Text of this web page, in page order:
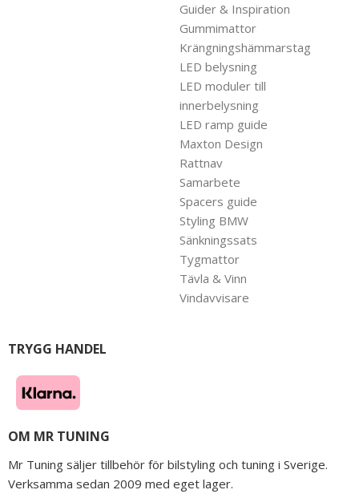
Guider & Inspiration
Gummimattor
Krängningshämmarstag
LED belysning
LED moduler till
innerbelysning
LED ramp guide
Maxton Design
Rattnav
Samarbete
Spacers guide
Styling BMW
Sänkningssats
Tygmattor
Tävla & Vinn
Vindavvisare
TRYGG HANDEL
OM MR TUNING
Mr Tuning säljer tillbehör för bilstyling och tuning i Sverige.
Verksamma sedan 2009 med eget lager.